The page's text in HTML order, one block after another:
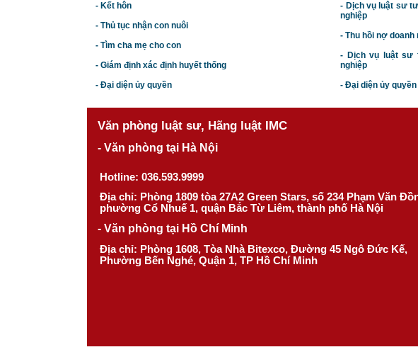
- Kết hôn
- Thủ tục nhận con nuôi
- Tìm cha mẹ cho con
- Giám định xác định huyết thống
- Đại diện ủy quyền
- Dịch vụ luật sư t
nghiệp
- Thu hồi nợ doanh
- Dịch vụ luật sư
nghiệp
- Đại diện ủy quyền
Văn phòng luật sư, Hãng luật IMC
- Văn phòng tại Hà Nội
Hotline: 036.593.9999
Địa chỉ: Phòng 1809 tòa 27A2 Green Stars, số 234 Phạm Văn
phường Cổ Nhuế 1, quận Bắc Từ Liêm, thành phố Hà Nội
- Văn phòng tại Hồ Chí Minh
Địa chỉ: Phòng 1608, Tòa Nhà Bitexco, Đường 45 Ngô Đức Kế,
Phường Bến Nghé, Quận 1, TP Hồ Chí Minh